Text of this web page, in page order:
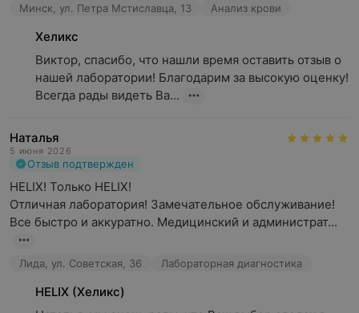
Минск, ул. Петра Мстиславца, 13 Анализ крови
Хеликс
Виктор, спасибо, что нашли время оставить отзыв о
нашей лаборатории! Благодарим за высокую оценку!
Всегда рады видеть Ва...
Наталья
5 июня 2026
Отзыв подтвержден
HELIX! Только HELIX!
Отличная лаборатория! Замечательное обслуживание!
Все быстро и аккуратно. Медицинский и администрат...
Лида, ул. Советская, 36 Лабораторная диагностика
HELIX (Хеликс)